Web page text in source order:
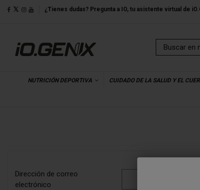
¿Tienes dudas? Pregunta a IO, tu asistente virtual de
NUTRICIÓN DEPORTIVA CUIDADO DE LA SALUD Y EL
Dirección de correo
electrónico